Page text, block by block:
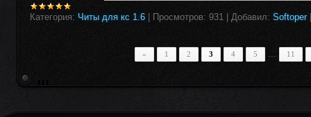
Категория: Читы для кс 1.6 Просмотров: 931 Добавил: Softoper
« 1 2 3 4 5 ... 11